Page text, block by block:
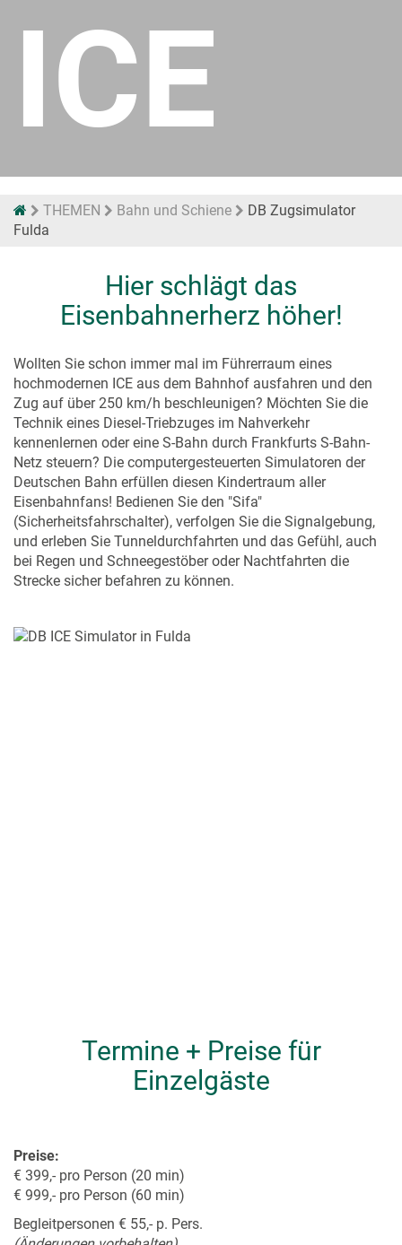
ICE
THEMEN Bahn und Schiene
DB Zugsimulator
Fulda
Hier schlägt das
Eisenbahnerherz höher!
Wollten Sie schon immer mal im Führerraum eines
hochmodernen ICE aus dem Bahnhof ausfahren und den
Zug auf über 250 km/h beschleunigen? Möchten Sie die
Technik eines Diesel-Triebzuges im Nahverkehr
kennenlernen oder eine S-Bahn durch Frankfurts S-Bahn-
Netz steuern? Die computergesteuerten Simulatoren der
Deutschen Bahn erfüllen diesen Kindertraum aller
Eisenbahnfans! Bedienen Sie den "Sifa"
(Sicherheitsfahrschalter), verfolgen Sie die Signalgebung,
und erleben Sie Tunneldurchfahrten und das Gefühl, auch
bei Regen und Schneegestöber oder Nachtfahrten die
Strecke sicher befahren zu können.
Termine + Preise für
Einzelgäste
Preise:
€ 399,- pro Person (20 min)
€ 999,- pro Person (60 min)
Begleitpersonen € 55,- p. Pers.